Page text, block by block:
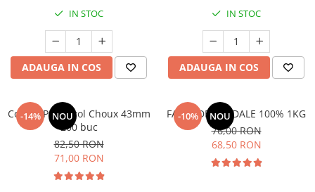
IN STOC
ADAUGA IN COS
IN STOC
ADAUGA IN COS
-14% NOU
Coji de Profiterol Choux 43mm
200 buc
82,50 RON
71,00 RON
-10% NOU
FAINA DE MIGDALE 100% 1KG
76,00 RON
68,50 RON